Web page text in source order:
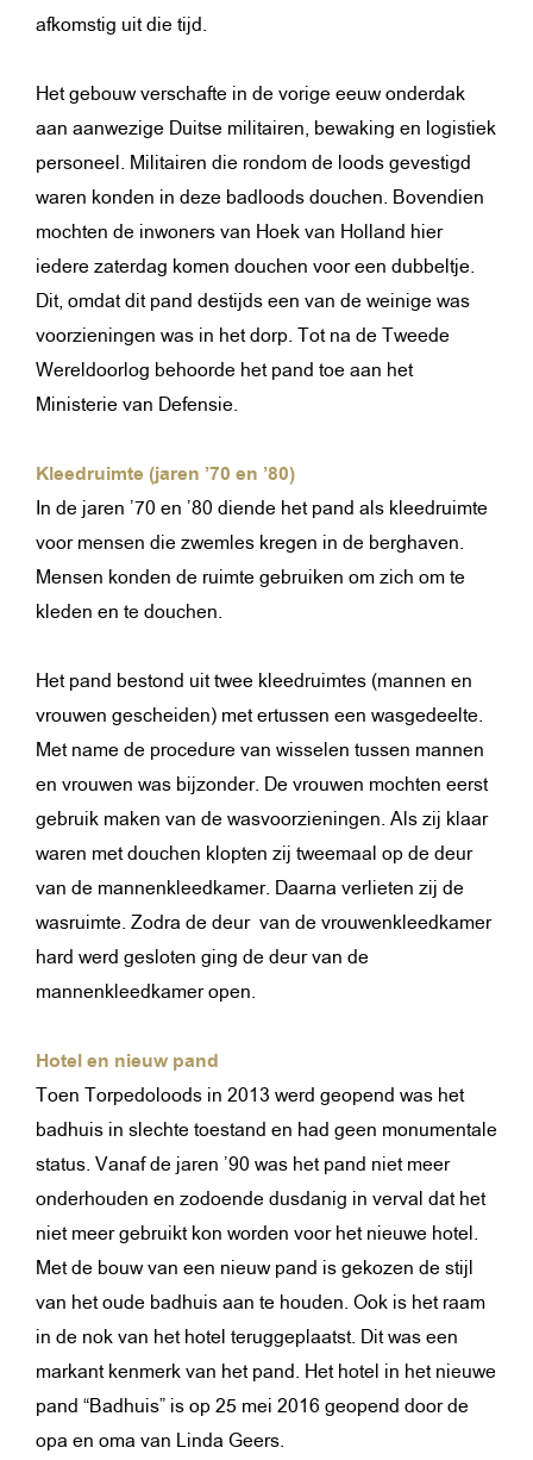
afkomstig uit die tijd.
Het gebouw verschafte in de vorige eeuw onderdak
aan aanwezige Duitse militairen, bewaking en logistiek
personeel. Militairen die rondom de loods gevestigd
waren konden in deze badloods douchen. Bovendien
mochten de inwoners van Hoek van Holland hier
iedere zaterdag komen douchen voor een dubbeltje.
Dit, omdat dit pand destijds een van de weinige was
voorzieningen was in het dorp. Tot na de Tweede
Wereldoorlog behoorde het pand toe aan het
Ministerie van Defensie.
Kleedruimte (jaren ’70 en ’80)
In de jaren ’70 en ’80 diende het pand als kleedruimte
voor mensen die zwemles kregen in de berghaven.
Mensen konden de ruimte gebruiken om zich om te
kleden en te douchen.
Het pand bestond uit twee kleedruimtes (mannen en
vrouwen gescheiden) met ertussen een wasgedeelte.
Met name de procedure van wisselen tussen mannen
en vrouwen was bijzonder. De vrouwen mochten eerst
gebruik maken van de wasvoorzieningen. Als zij klaar
waren met douchen klopten zij tweemaal op de deur
van de mannenkleedkamer. Daarna verlieten zij de
wasruimte. Zodra de deur van de vrouwenkleedkamer
hard werd gesloten ging de deur van de
mannenkleedkamer open.
Hotel en nieuw pand
Toen Torpedoloods in 2013 werd geopend was het
badhuis in slechte toestand en had geen monumentale
status. Vanaf de jaren ’90 was het pand niet meer
onderhouden en zodoende dusdanig in verval dat het
niet meer gebruikt kon worden voor het nieuwe hotel.
Met de bouw van een nieuw pand is gekozen de stijl
van het oude badhuis aan te houden. Ook is het raam
in de nok van het hotel teruggeplaatst. Dit was een
markant kenmerk van het pand. Het hotel in het nieuwe
pand “Badhuis” is op 25 mei 2016 geopend door de
opa en oma van Linda Geers.